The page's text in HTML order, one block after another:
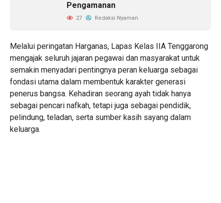
Pengamanan
27 Redaksi Nyaman
Melalui peringatan Harganas, Lapas Kelas IIA Tenggarong
mengajak seluruh jajaran pegawai dan masyarakat untuk
semakin menyadari pentingnya peran keluarga sebagai
fondasi utama dalam membentuk karakter generasi
penerus bangsa. Kehadiran seorang ayah tidak hanya
sebagai pencari nafkah, tetapi juga sebagai pendidik,
pelindung, teladan, serta sumber kasih sayang dalam
keluarga.